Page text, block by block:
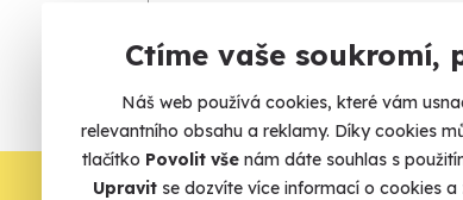
Ctíme vaše soukromí,
Náš web používá cookies, které vám
relevantního obsahu a reklamy. Díky cookies
tlačítko Povolit vše nám dáte souhlas s
Upravitse dozvíte více informací o cookies a